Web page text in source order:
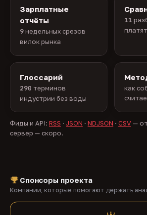
Зарплатные
отчёты
9недельных срезов
вилок рынка
11
Глоссарий
290 терминов
индустрии без воды
как
Фиды и API: RSS · JSON · NDJSON · CSV —
сервер — скоро.
Спонсоры проекта
Компании, которые помогают держать